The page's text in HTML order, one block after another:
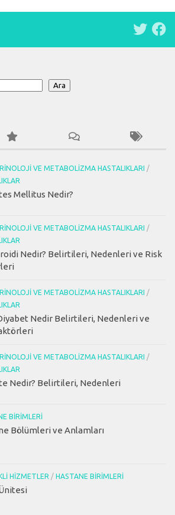
Ara
VE METABOLIZMA HASTALIKLARI
/
Mellitus Nedir?
VE METABOLIZMA HASTALIKLARI
/
Nedir? Belirtileri, Nedenleri ve Risk
VE METABOLIZMA HASTALIKLARI
/
Nedir Belirtileri, Nedenleri ve
VE METABOLIZMA HASTALIKLARI
/
Nedir? Belirtileri, Nedenleri
BIRIMLERI
Bölümleri ve Anlamları
HIZMETLER / HASTANE BIRIMLERI